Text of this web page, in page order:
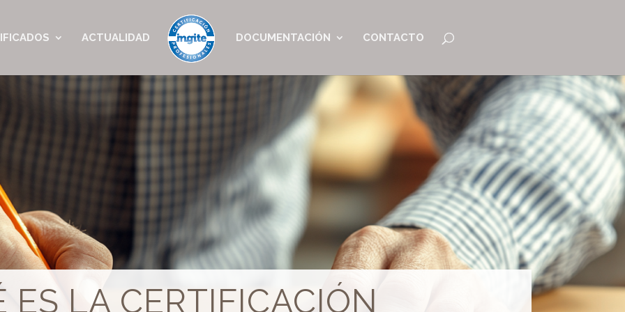
ACTUALIDAD DOCUMENTACIÓN CONTACTO
ES LA CERTIFICACIÓN